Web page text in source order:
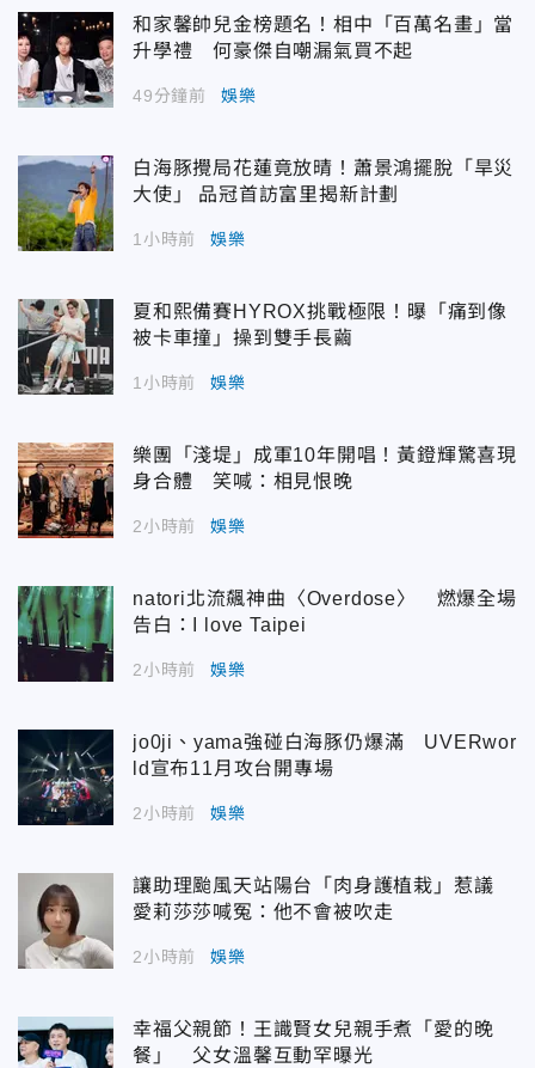
和家馨帥兒金榜題名！相中「百萬名畫」當
升學禮 何豪傑自嘲漏氣買不起
49分鐘前 娛樂
白海豚攪局花蓮竟放晴！蕭景鴻擺脫「旱災
大使」 品冠首訪富里揭新計劃
1小時前 娛樂
夏和熙備賽HYROX挑戰極限！曝「痛到像
被卡車撞」操到雙手長繭
1小時前 娛樂
樂團「淺堤」成軍10年開唱！黃鐙輝驚喜現
身合體 笑喊：相見恨晚
2小時前 娛樂
natori北流飆神曲〈Overdose〉 燃爆全場
告白：I love Taipei
2小時前 娛樂
jo0ji、yama強碰白海豚仍爆滿 UVERwor
ld宣布11月攻台開專場
2小時前 娛樂
讓助理颱風天站陽台「肉身護植栽」惹議
愛莉莎莎喊冤：他不會被吹走
2小時前 娛樂
幸福父親節！王識賢女兒親手煮「愛的晚
餐」 父女溫馨互動罕曝光